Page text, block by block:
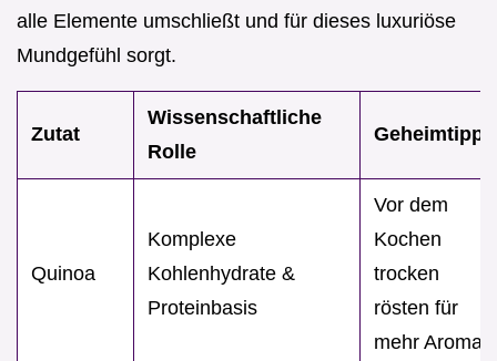
alle Elemente umschließt und für dieses luxuriöse
Mundgefühl sorgt.
Zutat
Wissenschaftliche
Rolle
Geheimtipp
Quinoa
Komplexe
Kohlenhydrate &
Proteinbasis
Vor dem
Kochen
trocken
rösten für
mehr Aroma